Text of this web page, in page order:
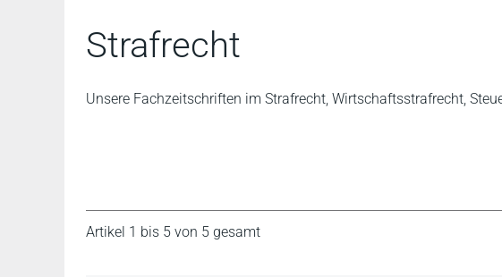
Strafrecht
Unsere Fachzeitschriften im Strafrecht, Wirtschaftsstrafrecht,
Artikel 1 bis 5 von 5 gesamt